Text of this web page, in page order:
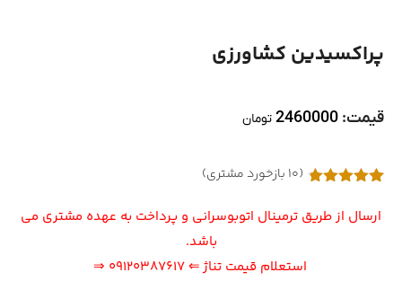
پراکسیدین کشاورزی
قیمت: 2460000 تومان
4.75
در
(
10 بازخورد مشتری)
ارسال از طریق ترمینال اتوبوسرانی و پرداخت به عهده مشتری می
باشد.
استعلام قیمت تناژ⇐ ۰۹۱۲۰۳۸۷۶۱۷ ⇒